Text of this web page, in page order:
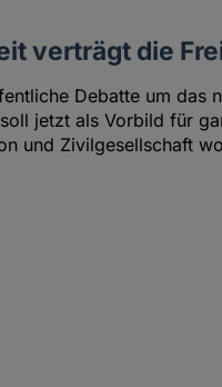
verträgt die
Debatte um das
jetzt als Vorbild für
und Zivilgesellschaft